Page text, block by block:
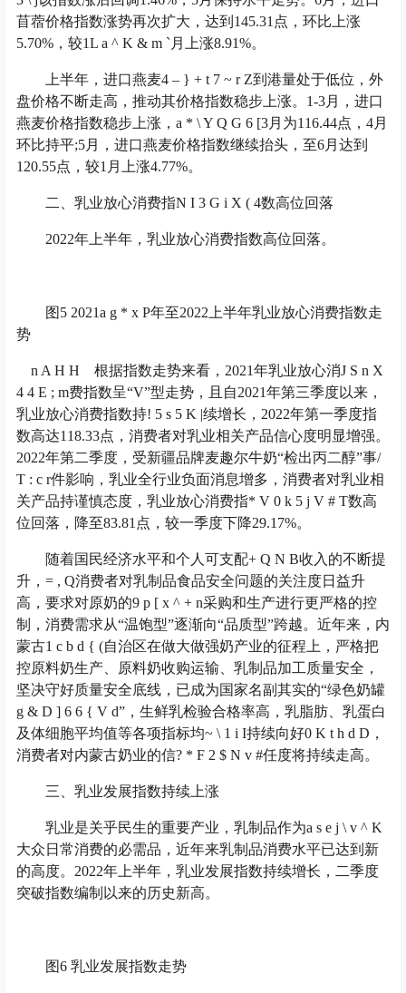
苜蓿价格指数涨势再次扩大，达到145.31点，环比上涨
5.70%，较1L a ^ K & m ` 月上涨8.91%。
上半年，进口燕麦4 – } + t 7 ~ r Z到港量处于低位，外
盘价格不断走高，推动其价格指数稳步上涨。1-3月，进口
燕麦价格指数稳步上涨， a * \ Y Q G 6 [3月为116.44点，4月
环比持平;5月，进口燕麦价格指数继续抬头，至6月达到
120.55点，较1月上涨4.77%。
二、乳业放心消费指N I 3 G i X ( 4数高位回落
2022年上半年，乳业放心消费指数高位回落。
图5 2021a g * x P年至2022上半年乳业放心消费指数走
势
n A H H 根据指数走势来看，2021年乳业放心消J S n X
4 4 E ; m费指数呈“V”型走势，且自2021年第三季度以来，
乳业放心消费指数持! 5 s 5 K |续增长，2022年第一季度指
数高达118.33点，消费者对乳业相关产品信心度明显增强。
2022年第二季度，受新疆品牌麦趣尔牛奶“检出丙二醇”事/
T : c r件影响，乳业全行业负面消息增多，消费者对乳业相
关产品持谨慎态度，乳业放心消费指* V 0 k 5 j V # T数高
位回落，降至83.81点，较一季度下降29.17%。
随着国民经济水平和个人可支配+ Q N B收入的不断提
升， = , Q消费者对乳制品食品安全问题的关注度日益升
高，要求对原奶的9 p [ x ^ + n采购和生产进行更严格的控
制，消费需求从“温饱型”逐渐向“品质型”跨越。近年来，内
蒙古1 c b d { (自治区在做大做强奶产业的征程上，严格把
控原料奶生产、原料奶收购运输、乳制品加工质量安全，
坚决守好质量安全底线，已成为国家名副其实的“绿色奶罐
g & D ] 6 6 { V d”，生鲜乳检验合格率高，乳脂肪、乳蛋白
及体细胞平均值等各项指标均~ \ 1 i I持续向好0 K t h d D ，
消费者对内蒙古奶业的信? * F 2 $ N v #任度将持续走高。
三、乳业发展指数持续上涨
乳业是关乎民生的重要产业，乳制品作为a s e j \ v ^ K
大众日常消费的必需品，近年来乳制品消费水平已达到新
的高度。2022年上半年，乳业发展指数持续增长，二季度
突破指数编制以来的历史新高。
图6 乳业发展指数走势